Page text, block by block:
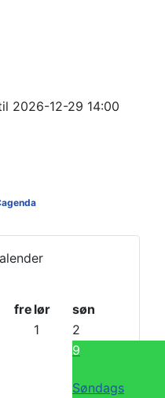
fre lør
søn
1
2
9
Søndags
2026-12-29 14:00